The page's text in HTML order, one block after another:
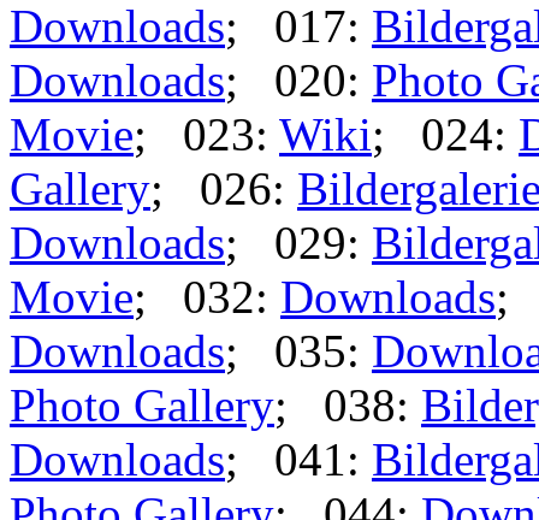
Downloads; 017:
Downloads; 020: Photo
Movie; 023: Wiki; 024:
Gallery; 026:
Downloads; 029:
Movie; 032: Downloads;
Downloads; 035:
Photo Gallery; 038:
Downloads; 041: